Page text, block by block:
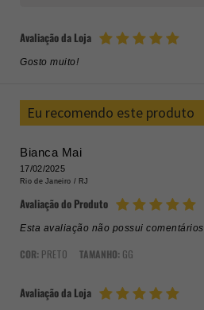
Avaliação da Loja
Gosto muito!
Eu recomendo este produto
Bianca Mai
17/02/2025
Rio de Janeiro / RJ
Avaliação do Produto
Esta avaliação não possui comentários.
COR: PRETO TAMANHO: GG
Avaliação da Loja